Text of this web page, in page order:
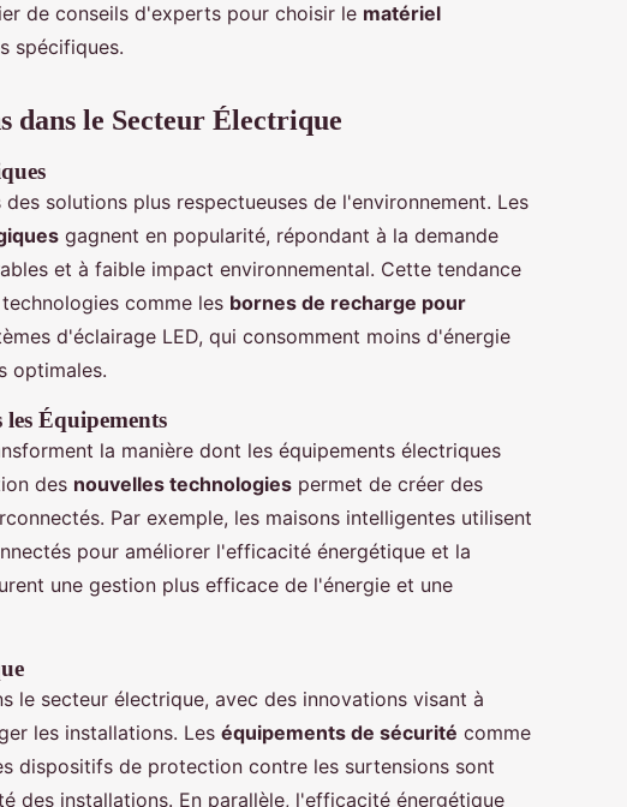
de conseils d'experts pour choisir le matériel
spécifiques.
dans le Secteur Électrique
solutions plus respectueuses de l'environnement. Les
gagnent en popularité, répondant à la demande
et à faible impact environnemental. Cette tendance
comme les bornes de recharge pour
d'éclairage LED, qui consomment moins d'énergie
optimales.
les Équipements
la manière dont les équipements électriques
des nouvelles technologies permet de créer des
Par exemple, les maisons intelligentes utilisent
pour améliorer l'efficacité énergétique et la
une gestion plus efficace de l'énergie et une
le secteur électrique, avec des innovations visant à
les installations. Les équipements de sécurité comme
dispositifs de protection contre les surtensions sont
des installations. En parallèle, l'efficacité énergétique